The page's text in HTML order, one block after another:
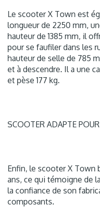
Le scooter X Town est
longueur de 2250 mm,
hauteur de 1385 mm, il
pour se faufiler dans les
hauteur de selle de 785
et à descendre. Il a une
et pèse 177 kg.
SCOOTER ADAPTE
Enfin, le scooter X Town
ans, ce qui témoigne de
la confiance de son
composants.